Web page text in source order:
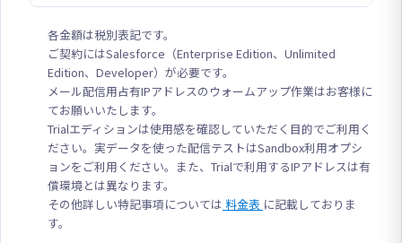
各金額は税別表記です。
ご契約にはSalesforce（Enterprise Edition、Unlimited
Edition、Developer）が必要です。
メール配信用占有IPアドレスのウォームアップ作業はお客様に
てお願いいたします。
Trialエディションは使用感を確認していただく目的でご利用く
ださい。実データを使った配信テストはSandbox利用オプシ
ョンをご利用ください。また、Trialで利用するIPアドレスは有
償環境とは異なります。
その他詳しい特記事項については 料金表 に記載しておりま
す。